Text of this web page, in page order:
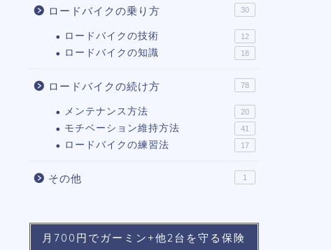
ロードバイクの乗り方 30
ロードバイクの技術 12
ロードバイクの知識 18
ロードバイクの続け方 78
メンテナンス方法 20
モチベーション維持方法 41
ロードバイクの練習法 17
その他 1
月700円でガーミン+他2台を守る保険